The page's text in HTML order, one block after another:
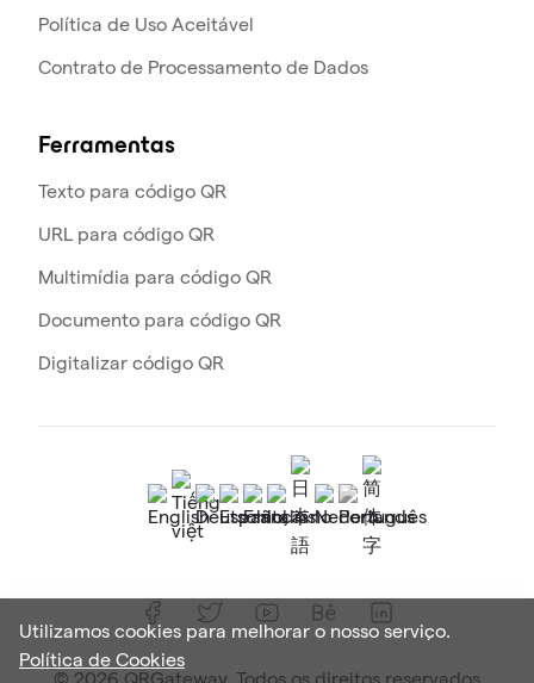
Política de Uso Aceitável
Contrato de Processamento de Dados
Ferramentas
Texto para código QR
URL para código QR
Multimídia para código QR
Documento para código QR
Digitalizar código QR
© 2026 QRGateway. Todos os direitos reservados
Utilizamos cookies para melhorar o nosso serviço.
Política de Cookies